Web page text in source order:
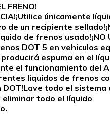
FRENO!
únicamente
de un recipiente
de frenos usado!¡NO
DOT 5 en vehículos
espuma en el
el funcionamiento del
líquidos de frenos
DOT!Lave todo el sistema
todo el líquido